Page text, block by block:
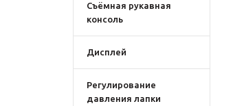
Съёмная рукавная
консоль
Дисплей
Регулирование
давления лапки